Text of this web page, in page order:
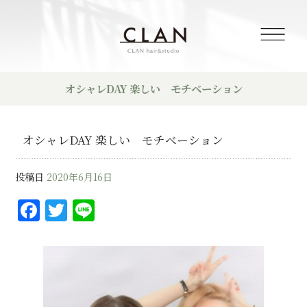
オシャレDAY 楽しい モチベーション
オシャレDAY 楽しい モチベーション
投稿日 2020年6月16日
F
a
T
w
it e